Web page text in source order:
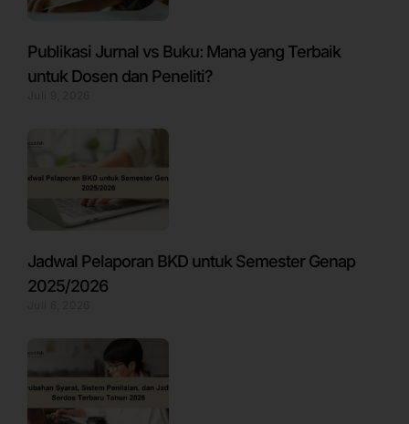
Publikasi Jurnal vs Buku: Mana yang Terbaik
untuk Dosen dan Peneliti?
Jadwal Pelaporan BKD untuk Semester Genap
2025/2026